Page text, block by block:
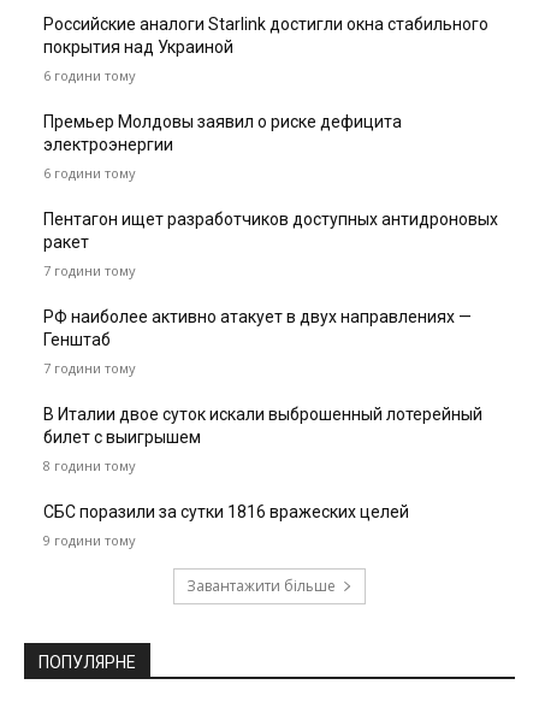
Российские аналоги Starlink достигли окна стабильного
покрытия над Украиной
6 години тому
Премьер Молдовы заявил о риске дефицита
электроэнергии
6 години тому
Пентагон ищет разработчиков доступных антидроновых
ракет
7 години тому
РФ наиболее активно атакует в двух направлениях —
Генштаб
7 години тому
В Италии двое суток искали выброшенный лотерейный
билет с выигрышем
8 години тому
СБС поразили за сутки 1816 вражеских целей
9 години тому
Завантажити більше
ПОПУЛЯРНЕ